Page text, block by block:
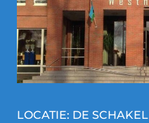
LOCATIE: DE SCHAKEL